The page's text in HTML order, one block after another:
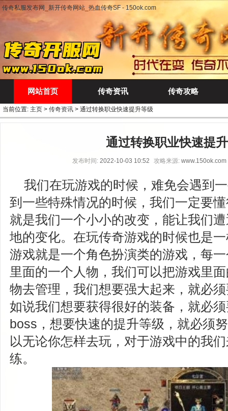
传奇私服发布网_新开传奇网站_热血传奇SF - 150ok.com
网站首页 传奇资讯 传奇攻略
当前位置: 主页 > 传奇资讯 > 通过转换职业快速提升等级
通过转换职业快速提
发布时间: 2022-10-03 10:52 攻略来源: www.150ok.com
我们在玩游戏的时候，难免会遇到
到一些特殊情况的时候，我们一定要
就是我们一个小小的改变，能让我们
地的变化。在玩传奇游戏的时候也是
游戏就是一个角色扮演类的游戏，每
里面的一个人物，我们可以把游戏里
物去管理，我们想要强大起来，就必
如说我们想要获得很好的装备，就必
boss，想要快速的提升等级，就必须
以无论你怎样去玩，对于游戏中的我
练。